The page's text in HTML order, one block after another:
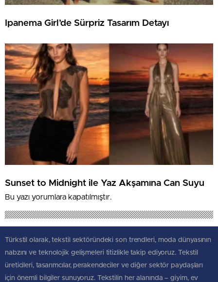
Ipanema Girl’de Sürpriz Tasarım Detayı
Sunset to Midnight ile Yaz Akşamına Can Suyu
Bu yazı yorumlara kapatılmıştır.
Türkstil olarak, tekstil sektöründeki son trendleri, moda dünyasının
nabzını ve teknolojik gelişmeleri titizlikle takip ediyoruz. Tekstil
üreticileri, tasarımcılar, perakendeciler ve diğer sektör paydaşları
için önemli bilgiler sunuyoruz. Tekstilin her alanında – giyim, ev